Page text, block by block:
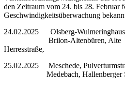
den Zeitraum vom 24. bis 28. Februar
Geschwindigkeitsüberwachung
24.02.2025 Olsberg-
Brilon-Altenbüren, Alte
25.02.2025 Meschede,
Medebach, Hallenberger